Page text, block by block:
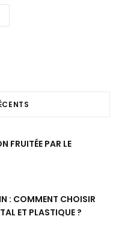
FRUITÉE PAR LE
: COMMENT CHOISIR
ET PLASTIQUE ?